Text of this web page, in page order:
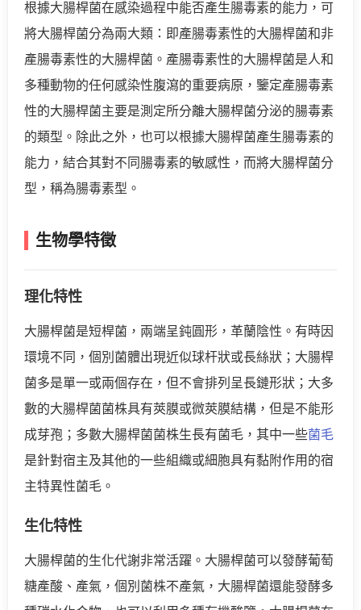
根據大腸桿菌在感染過程中能否產生腸毒素的能力，可
將大腸桿菌分為兩大類：即產腸毒素性的大腸桿菌和非
產腸毒素性的大腸桿菌。產腸毒素性的大腸桿菌是人和
多種動物的任何感染性腹瀉的重要病原，鑒定產腸毒素
性的大腸桿菌主要是測定所分離大腸桿菌分泌的腸毒素
的類型。除此之外，也可以根據大腸桿菌產生腸毒素的
能力，結合其對不同腸毒素的敏感性，而將大腸桿菌分
型，稱為腸毒素型。
生物學特徵
理化特性
大腸桿菌是短桿菌，兩端呈鈍圓形，革蘭陰性。有時因
環境不同，個別菌體出現近似球杆狀或長絲狀；大腸桿
菌多是單一或兩個存在，但不會排列呈長鏈形狀；大多
數的大腸桿菌菌株具有莢膜或微莢膜結構，但是不能形
成芽孢；多數大腸桿菌菌株生長有菌毛，其中一些菌毛
是針對宿主及其他的一些組織或細胞具有黏附作用的宿
主特異性菌毛。
生化特性
大腸桿菌的生化代謝非常活躍。大腸桿菌可以發酵葡萄
糖產酸、產氣，個別菌株不產氣，大腸桿菌還能發酵多